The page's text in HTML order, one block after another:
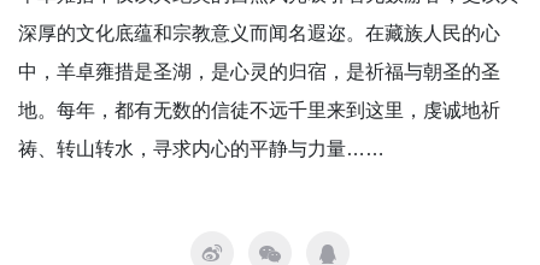
深厚的文化底蕴和宗教意义而闻名遐迩。在藏族人民的心
中，羊卓雍措是圣湖，是心灵的归宿，是祈福与朝圣的圣
地。每年，都有无数的信徒不远千里来到这里，虔诚地祈
祷、转山转水，寻求内心的平静与力量……